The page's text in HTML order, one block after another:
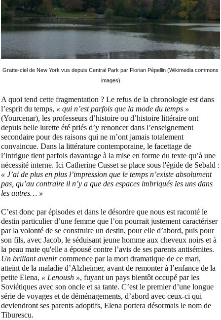
Gratte-ciel de New York vus depuis Central Park par Florian Pépellin (Wikimedia commons
images)
A quoi tend cette fragmentation ? Le refus de la chronologie est dans
l’esprit du temps, « qui n’est parfois que la mode du temps »
(Yourcenar), les professeurs d’histoire ou d’histoire littéraire ont
depuis belle lurette été priés d’y renoncer dans l’enseignement
secondaire pour des raisons qui ne m’ont jamais totalement
convaincue. Dans la littérature contemporaine, le facettage de
l’intrigue tient parfois davantage à la mise en forme du texte qu’à une
nécessité interne. Ici Catherine Cusset se place sous l'égide de Sebald :
« J’ai de plus en plus l’impression que le temps n’existe absolument
pas, qu’au contraire il n’y a que des espaces imbriqués les uns dans
les autres… »
C’est donc par épisodes et dans le désordre que nous est raconté le
destin particulier d’une femme que l’on pourrait justement caractériser
par la volonté de se construire un destin, pour elle d’abord, puis pour
son fils, avec Jacob, le séduisant jeune homme aux cheveux noirs et à
la peau mate qu'elle a épousé contre l’avis de ses parents antisémites.
Un brillant avenircommence par la mort dramatique de ce mari,
atteint de la maladie d’Alzheimer, avant de remonter à l’enfance de la
petite Elena, « Lenoush », fuyant un pays bientôt occupé par les
Soviétiques avec son oncle et sa tante. C’est le premier d’une longue
série de voyages et de déménagements, d’abord avec ceux-ci qui
deviendront ses parents adoptifs, Elena portera désormais le nom de
Tiburescu.